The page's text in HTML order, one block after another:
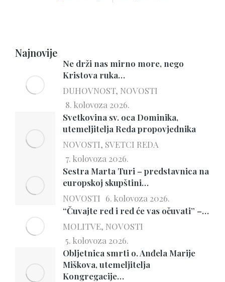
Najnovije
Ne drži nas mirno more, nego
Kristova ruka…
DUHOVNOST, NOVOSTI
8. kolovoza 2026.
Svetkovina sv. oca Dominika,
utemeljitelja Reda propovjednika
NOVOSTI, SVETCI REDA
7. kolovoza 2026.
Sestra Marta Turi – predstavnica na
europskoj skupštini…
NOVOSTI 6. kolovoza 2026.
“Čuvajte red i red će vas očuvati” –…
MOLITVE, NOVOSTI
5. kolovoza 2026.
Obljetnica smrti o. Anđela Marije
Miškova, utemeljitelja
Kongregacije…